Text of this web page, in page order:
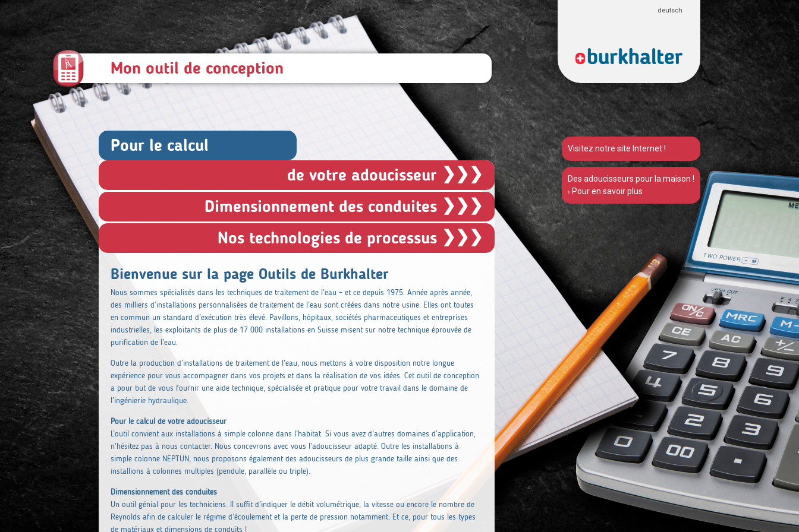
deutsch
Mon outil de conception
Pour le calcul
de votre adoucisseur ❯❯❯
Dimensionnement des conduites ❯❯❯
Nos technologies de processus ❯❯❯
Bienvenue sur la page Outils de Burkhalter
Nous sommes spécialisés dans les techniques de traitement de l’eau – et ce depuis 1975. Année après année,
des milliers d’installations personnalisées de traitement de l’eau sont créées dans notre usine. Elles ont toutes
en commun un standard d’exécution très élevé. Pavillons, hôpitaux, sociétés pharmaceutiques et entreprises
industrielles, les exploitants de plus de 17 000 installations en Suisse misent sur notre technique éprouvée de
purification de l’eau.
Outre la production d’installations de traitement de l’eau, nous mettons à votre disposition notre longue
expérience pour vous accompagner dans vos projets et dans la réalisation de vos idées. Cet outil de conception
a pour but de vous fournir une aide technique, spécialisée et pratique pour votre travail dans le domaine de
l’ingénierie hydraulique.
Pour le calcul de votre adoucisseur
L’outil convient aux installations à simple colonne dans l’habitat. Si vous avez d’autres domaines d’application,
n’hésitez pas à nous contacter. Nous concevrons avec vous l’adoucisseur adapté. Outre les installations à
simple colonne NEPTUN, nous proposons également des adoucisseurs de plus grande taille ainsi que des
installions à colonnes multiples (pendule, parallèle ou triple).
Dimensionnement des conduites
Un outil génial pour les techniciens. Il suffit d’indiquer le débit volumétrique, la vitesse ou encore le nombre de
Reynolds afin de calculer le régime d’écoulement et la perte de pression notamment. Et ce, pour tous les types
de matériaux et dimensions de conduits !
Visitez notre site Internet !
Des adoucisseurs pour la maison !
› Pour en savoir plus